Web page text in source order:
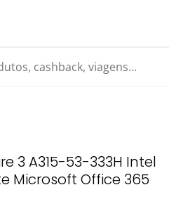
cashback, viagens...
3 A315-53-333H Intel
Microsoft Office 365